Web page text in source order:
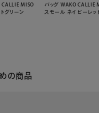
CALLIE MISO
グリーン
バッグ WAKO CALLIE
スモール ネイビーレッ
の商品